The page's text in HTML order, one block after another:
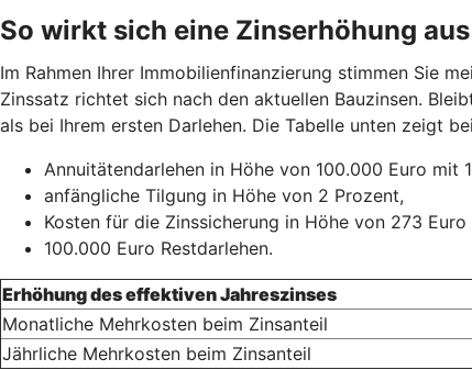
So wirkt sich eine Zinserhöhung aus
Im Rahmen Ihrer Immobilienfinanzierung stimmen Sie
Zinssatz richtet sich nach den aktuellen Bauzinsen.
als bei Ihrem ersten Darlehen. Die Tabelle unten zeigt
Annuitätendarlehen in Höhe von 100.000 Euro mit
anfängliche Tilgung in Höhe von 2 Prozent,
Kosten für die Zinssicherung in Höhe von 273
100.000 Euro Restdarlehen.
Erhöhung des effektiven Jahreszinses
Monatliche Mehrkosten beim Zinsanteil
Jährliche Mehrkosten beim Zinsanteil